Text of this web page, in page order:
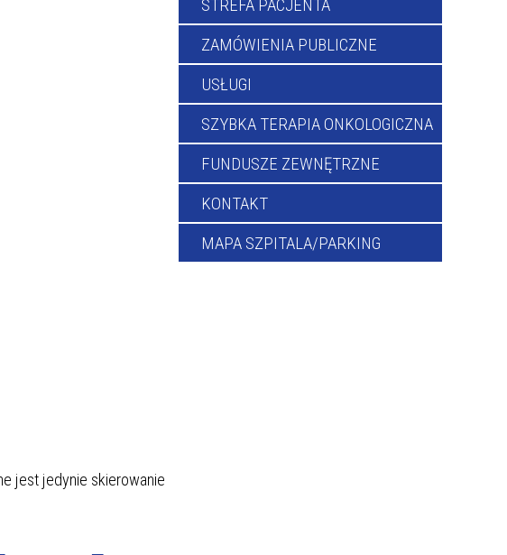
jest jedynie skierowanie
STREFA PACJENTA
ZAMÓWIENIA PUBLICZNE
USŁUGI
SZYBKA TERAPIA ONKOLOGICZNA
FUNDUSZE ZEWNĘTRZNE
KONTAKT
MAPA SZPITALA/PARKING